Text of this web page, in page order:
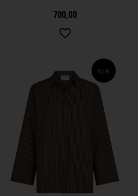
700,00
NEW